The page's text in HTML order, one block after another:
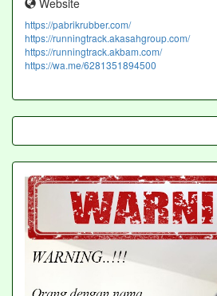
https://pabrikrubber.com/
https://runningtrack.akasahgroup.com/
https://runningtrack.akbam.com/
https://wa.me/6281351894500